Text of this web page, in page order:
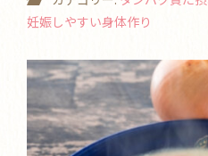
妊娠しやすい身体作り